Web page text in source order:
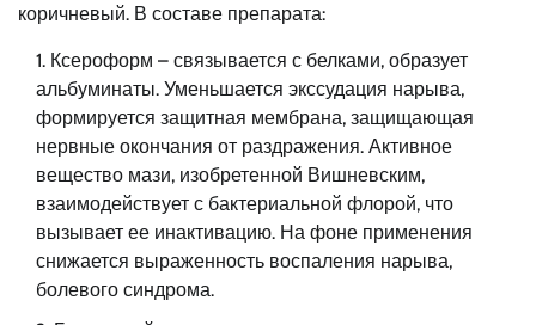
коричневый. В составе препарата:
Ксероформ – связывается с белками, образует
альбуминаты. Уменьшается экссудация нарыва,
формируется защитная мембрана, защищающая
нервные окончания от раздражения. Активное
вещество мази, изобретенной Вишневским,
взаимодействует с бактериальной флорой, что
вызывает ее инактивацию. На фоне применения
снижается выраженность воспаления нарыва,
болевого синдрома.